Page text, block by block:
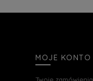
MOJE KONTO